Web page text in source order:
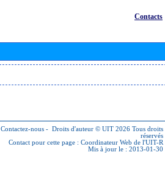
Contacts
Contactez-nous - Droits d'auteur © UIT 2026 Tous droits
réservés
Contact pour cette page : Coordinateur Web de l'UIT-R
Mis à jour le : 2013-01-30